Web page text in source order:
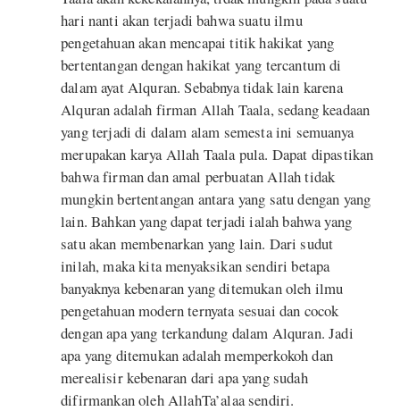
hari nanti akan terjadi bahwa suatu ilmu
pengetahuan akan mencapai titik hakikat yang
bertentangan dengan hakikat yang tercantum di
dalam ayat Alquran. Sebabnya tidak lain karena
Alquran adalah firman Allah Taala, sedang keadaan
yang terjadi di dalam alam semesta ini semuanya
merupakan karya Allah Taala pula. Dapat dipastikan
bahwa firman dan amal perbuatan Allah tidak
mungkin bertentangan antara yang satu dengan yang
lain. Bahkan yang dapat terjadi ialah bahwa yang
satu akan membenarkan yang lain. Dari sudut
inilah, maka kita menyaksikan sendiri betapa
banyaknya kebenaran yang ditemukan oleh ilmu
pengetahuan modern ternyata sesuai dan cocok
dengan apa yang terkandung dalam Alquran. Jadi
apa yang ditemukan adalah memperkokoh dan
merealisir kebenaran dari apa yang sudah
difirmankan oleh AllahTa’alaa sendiri.